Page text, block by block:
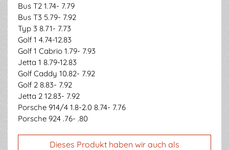
Bus T2 1.74- 7.79
Bus T3 5.79- 7.92
Typ 3 8.71- 7.73
Golf 1 4.74-12.83
Golf 1 Cabrio 1.79- 7.93
Jetta 1 8.79-12.83
Golf Caddy 10.82- 7.92
Golf 2 8.83- 7.92
Jetta 2 12.83- 7.92
Porsche 914/4 1.8-2.0 8.74- 7.76
Porsche 924 .76- .80
Dieses Produkt haben wir auch als